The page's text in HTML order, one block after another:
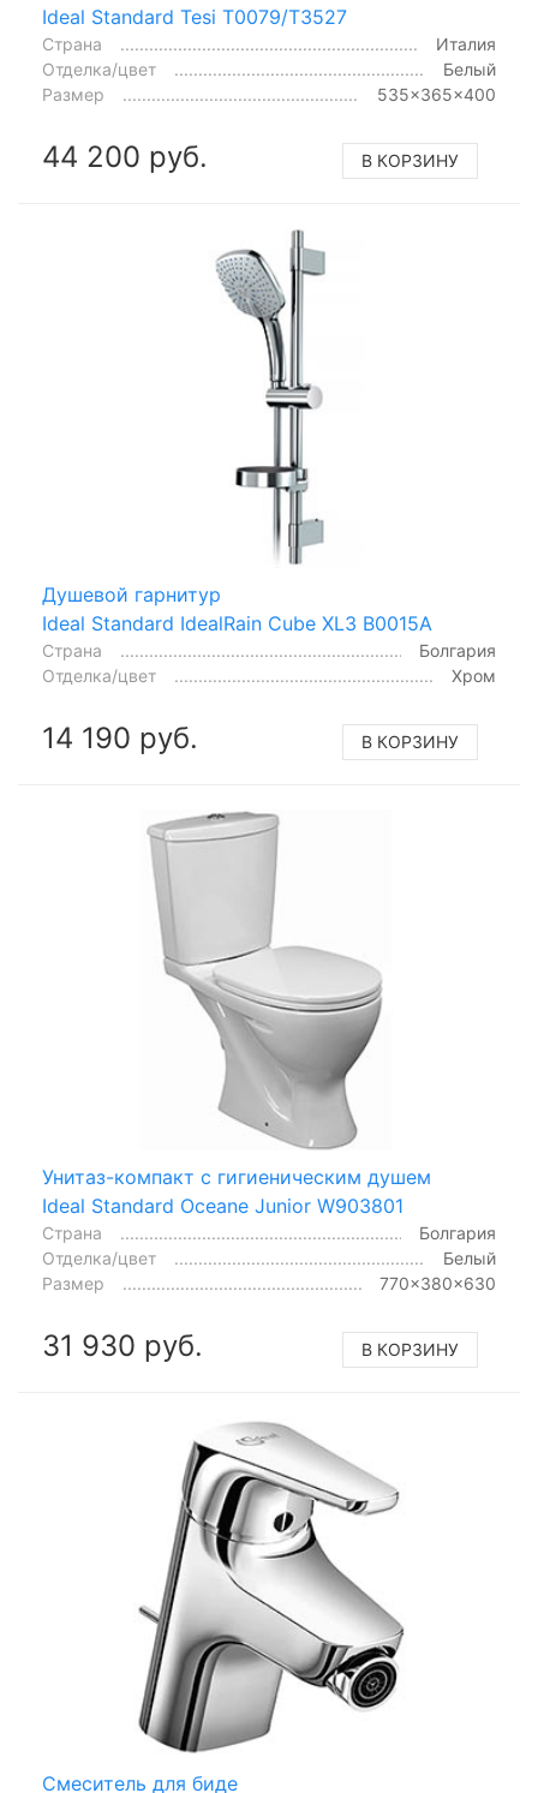
Ideal Standard Tesi T0079/T3527
Страна
Италия
Отделка/цвет
Белый
Размер
535x365x400
44 200 руб. В КОРЗИНУ
Душевой гарнитур
Ideal Standard IdealRain Cube XL3 B0015A
Страна
Болгария
Отделка/цвет
Хром
14 190 руб. В КОРЗИНУ
Унитаз-компакт с гигиеническим душем
Ideal Standard Oceane Junior W903801
Страна
Болгария
Отделка/цвет
Белый
Размер
770x380x630
31 930 руб. В КОРЗИНУ
Смеситель для биде